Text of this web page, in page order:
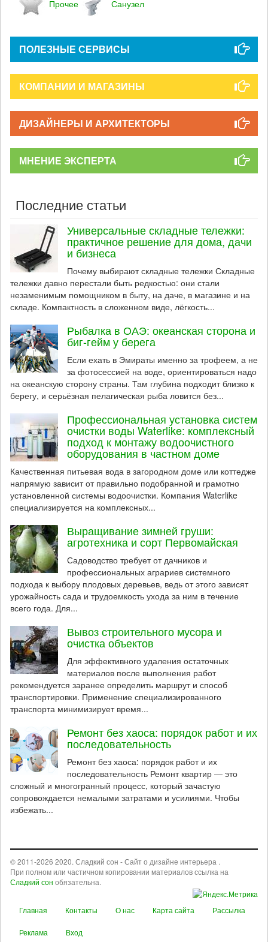
Прочее Санузел
ПОЛЕЗНЫЕ СЕРВИСЫ
КОМПАНИИ И МАГАЗИНЫ
ДИЗАЙНЕРЫ И АРХИТЕКТОРЫ
МНЕНИЕ ЭКСПЕРТА
Последние статьи
Универсальные складные тележки:
практичное решение для дома, дачи
и бизнеса
Почему выбирают складные тележки Складные
тележки давно перестали быть редкостью: они стали
незаменимым помощником в быту, на даче, в магазине и на
складе. Компактность в сложенном виде, лёгкость...
Рыбалка в ОАЭ: океанская сторона и
биг-гейм у берега
Если ехать в Эмираты именно за трофеем, а не
за фотосессией на воде, ориентироваться надо
на океанскую сторону страны. Там глубина подходит близко к
берегу, и серьёзная пелагическая рыба ловится без...
Профессиональная установка систем
очистки воды Waterlike: комплексный
подход к монтажу водоочистного
оборудования в частном доме
Качественная питьевая вода в загородном доме или коттедже
напрямую зависит от правильно подобранной и грамотно
установленной системы водоочистки. Компания Waterlike
специализируется на комплексных...
Выращивание зимней груши:
агротехника и сорт Первомайская
Садоводство требует от дачников и
профессиональных аграриев системного
подхода к выбору плодовых деревьев, ведь от этого зависят
урожайность сада и трудоемкость ухода за ним в течение
всего года. Для...
Вывоз строительного мусора и
очистка объектов
Для эффективного удаления остаточных
материалов после выполнения работ
рекомендуется заранее определить маршрут и способ
транспортировки. Применение специализированного
транспорта минимизирует время...
Ремонт без хаоса: порядок работ и их
последовательность
Ремонт без хаоса: порядок работ и их
последовательность Ремонт квартир — это
сложный и многогранный процесс, который зачастую
сопровождается немалыми затратами и усилиями. Чтобы
избежать...
© 2011-2026 2020. Сладкий сон - Сайт о дизайне интерьера .
При полном или частичном копировании материалов ссылка на
Сладкий сон обязательна.
Главная Контакты О нас Карта сайта Рассылка
Реклама Вход